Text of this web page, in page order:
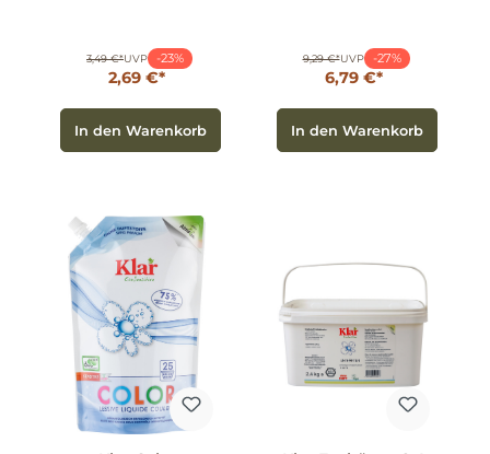
3,49 €*UVP -23%
2,69 €*
In den Warenkorb
9,29 €*UVP -27%
6,79 €*
In den Warenkorb